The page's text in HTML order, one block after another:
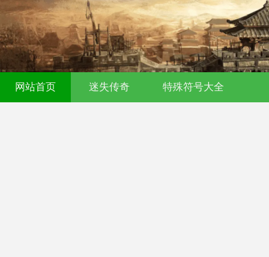
网站首页 迷失传奇 特殊符号大全